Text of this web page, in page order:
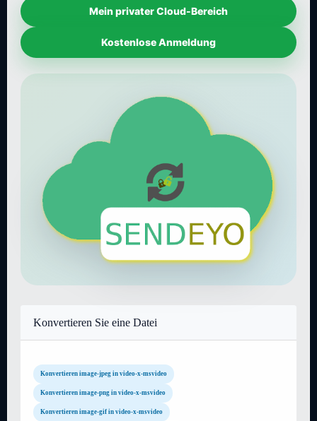
Mein privater Cloud-Bereich
Kostenlose Anmeldung
Konvertieren Sie eine Datei
Konvertieren image-jpeg in video-x-msvideo
Konvertieren image-png in video-x-msvideo
Konvertieren image-gif in video-x-msvideo